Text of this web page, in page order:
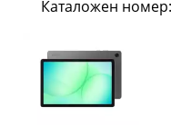
SM-
Каталожен номер: